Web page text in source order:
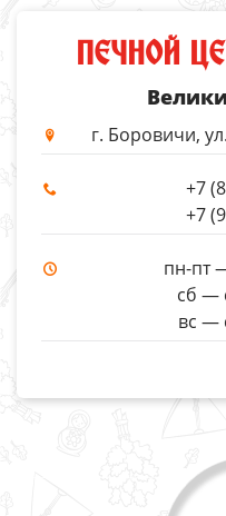
ПЕЧНОЙ
г. Боровичи,
+7
+7
пн-пт
сб —
вс —